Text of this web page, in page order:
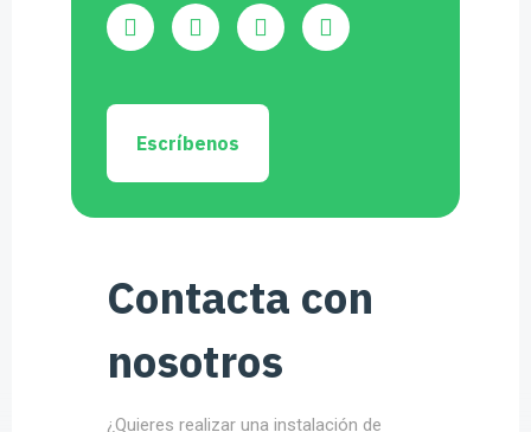
Escríbenos
Contacta con
nosotros
¿Quieres realizar una instalación de